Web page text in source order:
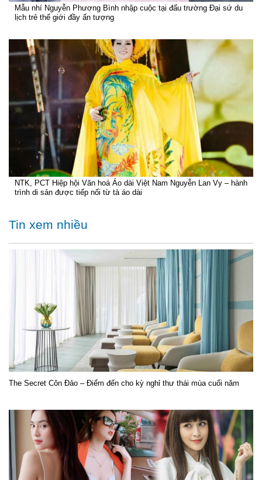
Mẫu nhí Nguyễn Phương Bình nhập cuộc tại đấu trường Đại sứ du
lịch trẻ thế giới đầy ấn tượng
NTK, PCT Hiệp hội Văn hoá Áo dài Việt Nam Nguyễn Lan Vy – hành
trình di sản được tiếp nối từ tà áo dài
Tin xem nhiều
The Secret Côn Đảo – Điểm đến cho kỳ nghỉ thư thái mùa cuối năm